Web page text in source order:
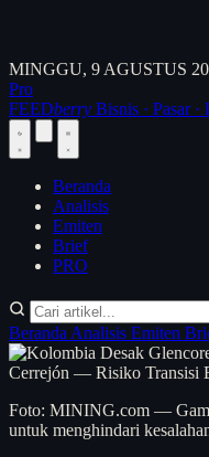
MINGGU, 9 AGUSTUS
Pro
FEEDberry Bisnis · Pasar ·
Beranda
Analisis
Emiten
Brief
PRO
Beranda Analisis Emiten
Foto: MINING.com —
untuk menghindari